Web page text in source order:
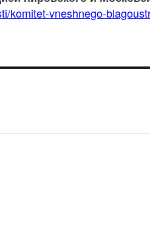
komitet-vneshnego-